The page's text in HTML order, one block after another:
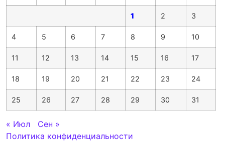
1 2 3
4 5 6 7 8 9 10
11 12 13 14 15 16 17
18 19 20 21 22 23 24
25 26 27 28 29 30 31
« Июл
Сен »
Политика конфиденциальности